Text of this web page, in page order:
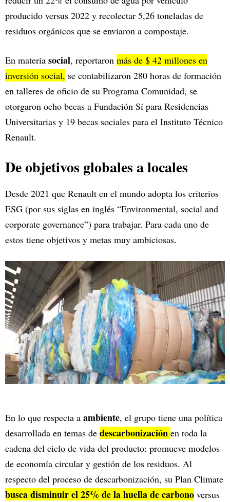
producido versus 2022 y recolectar 5,26 toneladas de
residuos orgánicos que se enviaron a compostaje.
En materia social, reportaron más de $ 42 millones en
inversión social, se contabilizaron 280 horas de formación
en talleres de oficio de su Programa Comunidad, se
otorgaron ocho becas a Fundación Sí para Residencias
Universitarias y 19 becas sociales para el Instituto Técnico
Renault.
De objetivos globales a locales
Desde 2021 que Renault en el mundo adopta los criterios
ESG (por sus siglas en inglés “Environmental, social and
corporate governance”) para trabajar. Para cada uno de
estos tiene objetivos y metas muy ambiciosas.
En lo que respecta a ambiente, el grupo tiene una política
desarrollada en temas de descarbonización en toda la
cadena del ciclo de vida del producto: promueve modelos
de economía circular y gestión de los residuos. Al
respecto del proceso de descarbonización, su Plan Climate
busca disminuir el 25% de la huella de carbono versus